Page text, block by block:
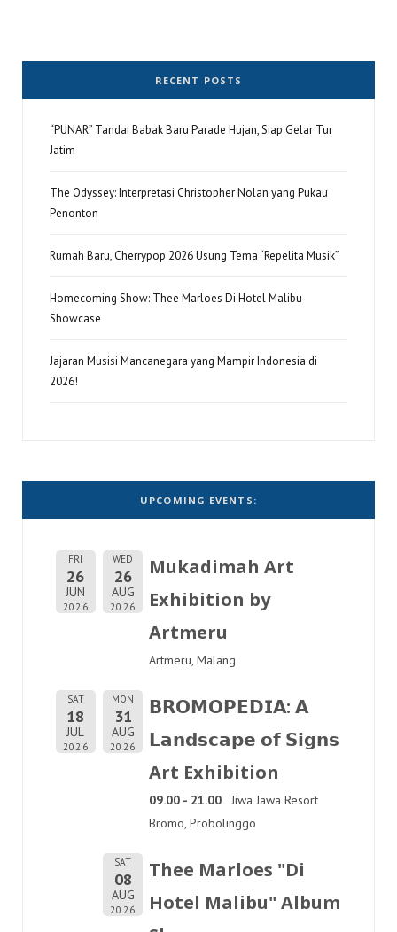
RECENT POSTS
“PUNAR” Tandai Babak Baru Parade Hujan, Siap Gelar Tur
Jatim
The Odyssey: Interpretasi Christopher Nolan yang Pukau
Penonton
Rumah Baru, Cherrypop 2026 Usung Tema “Repelita Musik”
Homecoming Show: Thee Marloes Di Hotel Malibu
Showcase
Jajaran Musisi Mancanegara yang Mampir Indonesia di
2026!
UPCOMING EVENTS:
FRI
26
JUN
2026
WED
26
AUG
2026
Mukadimah Art
Exhibition by
Artmeru
Artmeru, Malang
SAT
18
JUL
2026
MON
31
AUG
2026
𝗕𝗥𝗢𝗠𝗢𝗣𝗘𝗗𝗜𝗔: 𝗔
𝗟𝗮𝗻𝗱𝘀𝗰𝗮𝗽𝗲 𝗼𝗳 𝗦𝗶𝗴𝗻𝘀
Art Exhibition
09.00 - 21.00
Jiwa Jawa Resort
Bromo, Probolinggo
SAT
08
AUG
2026
Thee Marloes "Di
Hotel Malibu" Album